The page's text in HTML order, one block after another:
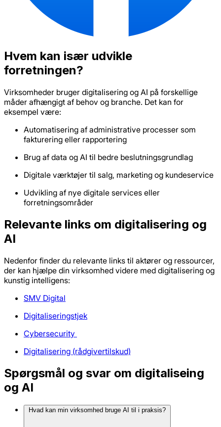
Hvem kan især udvikle
forretningen?
Virksomheder bruger digitalisering og AI på forskellige
måder afhængigt af behov og branche. Det kan for
eksempel være:
Automatisering af administrative processer som
fakturering eller rapportering
Brug af data og AI til bedre beslutningsgrundlag
Digitale værktøjer til salg, marketing og kundeservice
Udvikling af nye digitale services eller
forretningsområder
Relevante links om digitalisering og
AI
Nedenfor finder du relevante links til aktører og ressourcer,
der kan hjælpe din virksomhed videre med digitalisering og
kunstig intelligens:
SMV Digital
Digitaliseringstjek
Cybersecurity
Digitalisering (rådgivertilskud)
Spørgsmål og svar om digitaliseing
og AI
Hvad kan min virksomhed bruge AI til i praksis?